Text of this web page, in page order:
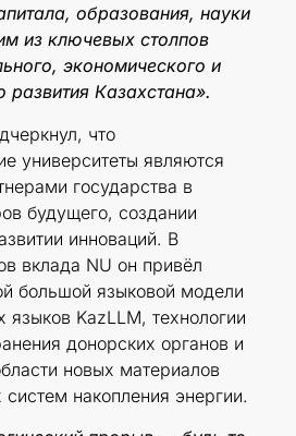
образования, науки
из ключевых столпов
экономического и
развития Казахстана».
что
университеты являются
государства в
будущего, создании
инноваций. В
вклада NU он привёл
большой языковой модели
языков KazLLM, технологии
донорских органов и
новых материалов
накопления энергии.